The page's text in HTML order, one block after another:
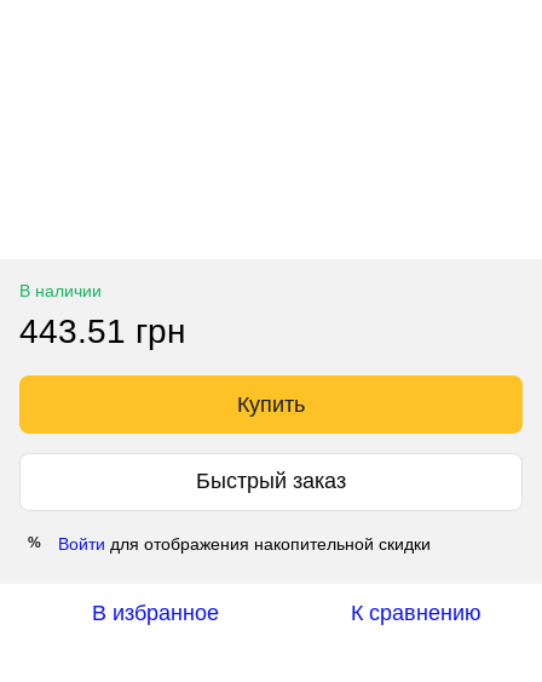
В наличии
443.51 грн
Купить
Быстрый заказ
% Войти для отображения накопительной скидки
В избранное К сравнению